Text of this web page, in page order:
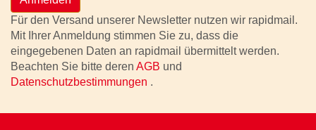
Für den Versand unserer Newsletter nutzen wir rapidmail.
Mit Ihrer Anmeldung stimmen Sie zu, dass die
eingegebenen Daten an rapidmail übermittelt werden.
Beachten Sie bitte deren AGB und
Datenschutzbestimmungen .